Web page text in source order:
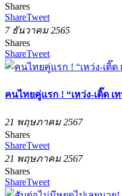
Shares
ShareTweet
7 ธันวาคม 2565
Shares
ShareTweet
คนไทยคู่แรก ! “เหว่ง-เติ๊ด
21 พฤษภาคม 2567
Shares
ShareTweet
21 พฤษภาคม 2567
Shares
ShareTweet